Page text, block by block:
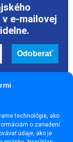
technológie, ako
o zariadení.
údaje, ako je
e-mailovej